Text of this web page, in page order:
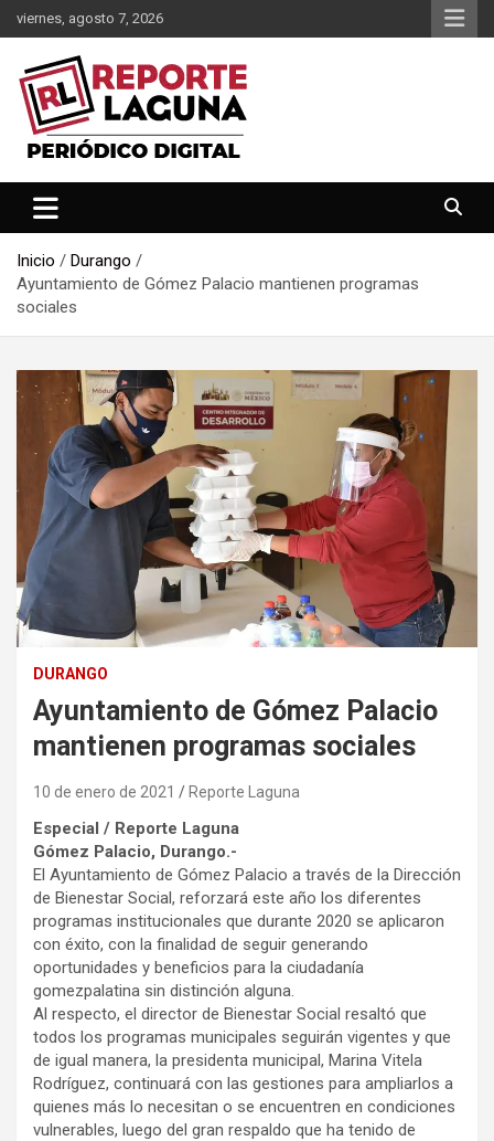
Saltar
al
contenido
viernes, agosto 7, 2026
Reporte Laguna
Inicio
Durango
Ayuntamiento de Gómez Palacio mantienen programas
sociales
DURANGO
Ayuntamiento de Gómez Palacio
mantienen programas sociales
10 de enero de 2021 Reporte Laguna
Especial / Reporte Laguna
Gómez Palacio, Durango.-
El Ayuntamiento de Gómez Palacio a través de la Dirección
de Bienestar Social, reforzará este año los diferentes
programas institucionales que durante 2020 se aplicaron
con éxito, con la finalidad de seguir generando
oportunidades y beneficios para la ciudadanía
gomezpalatina sin distinción alguna.
Al respecto, el director de Bienestar Social resaltó que
todos los programas municipales seguirán vigentes y que
de igual manera, la presidenta municipal, Marina Vitela
Rodríguez, continuará con las gestiones para ampliarlos a
quienes más lo necesitan o se encuentren en condiciones
vulnerables, luego del gran respaldo que ha tenido de